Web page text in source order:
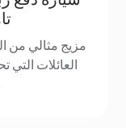
مزيج مثالي من